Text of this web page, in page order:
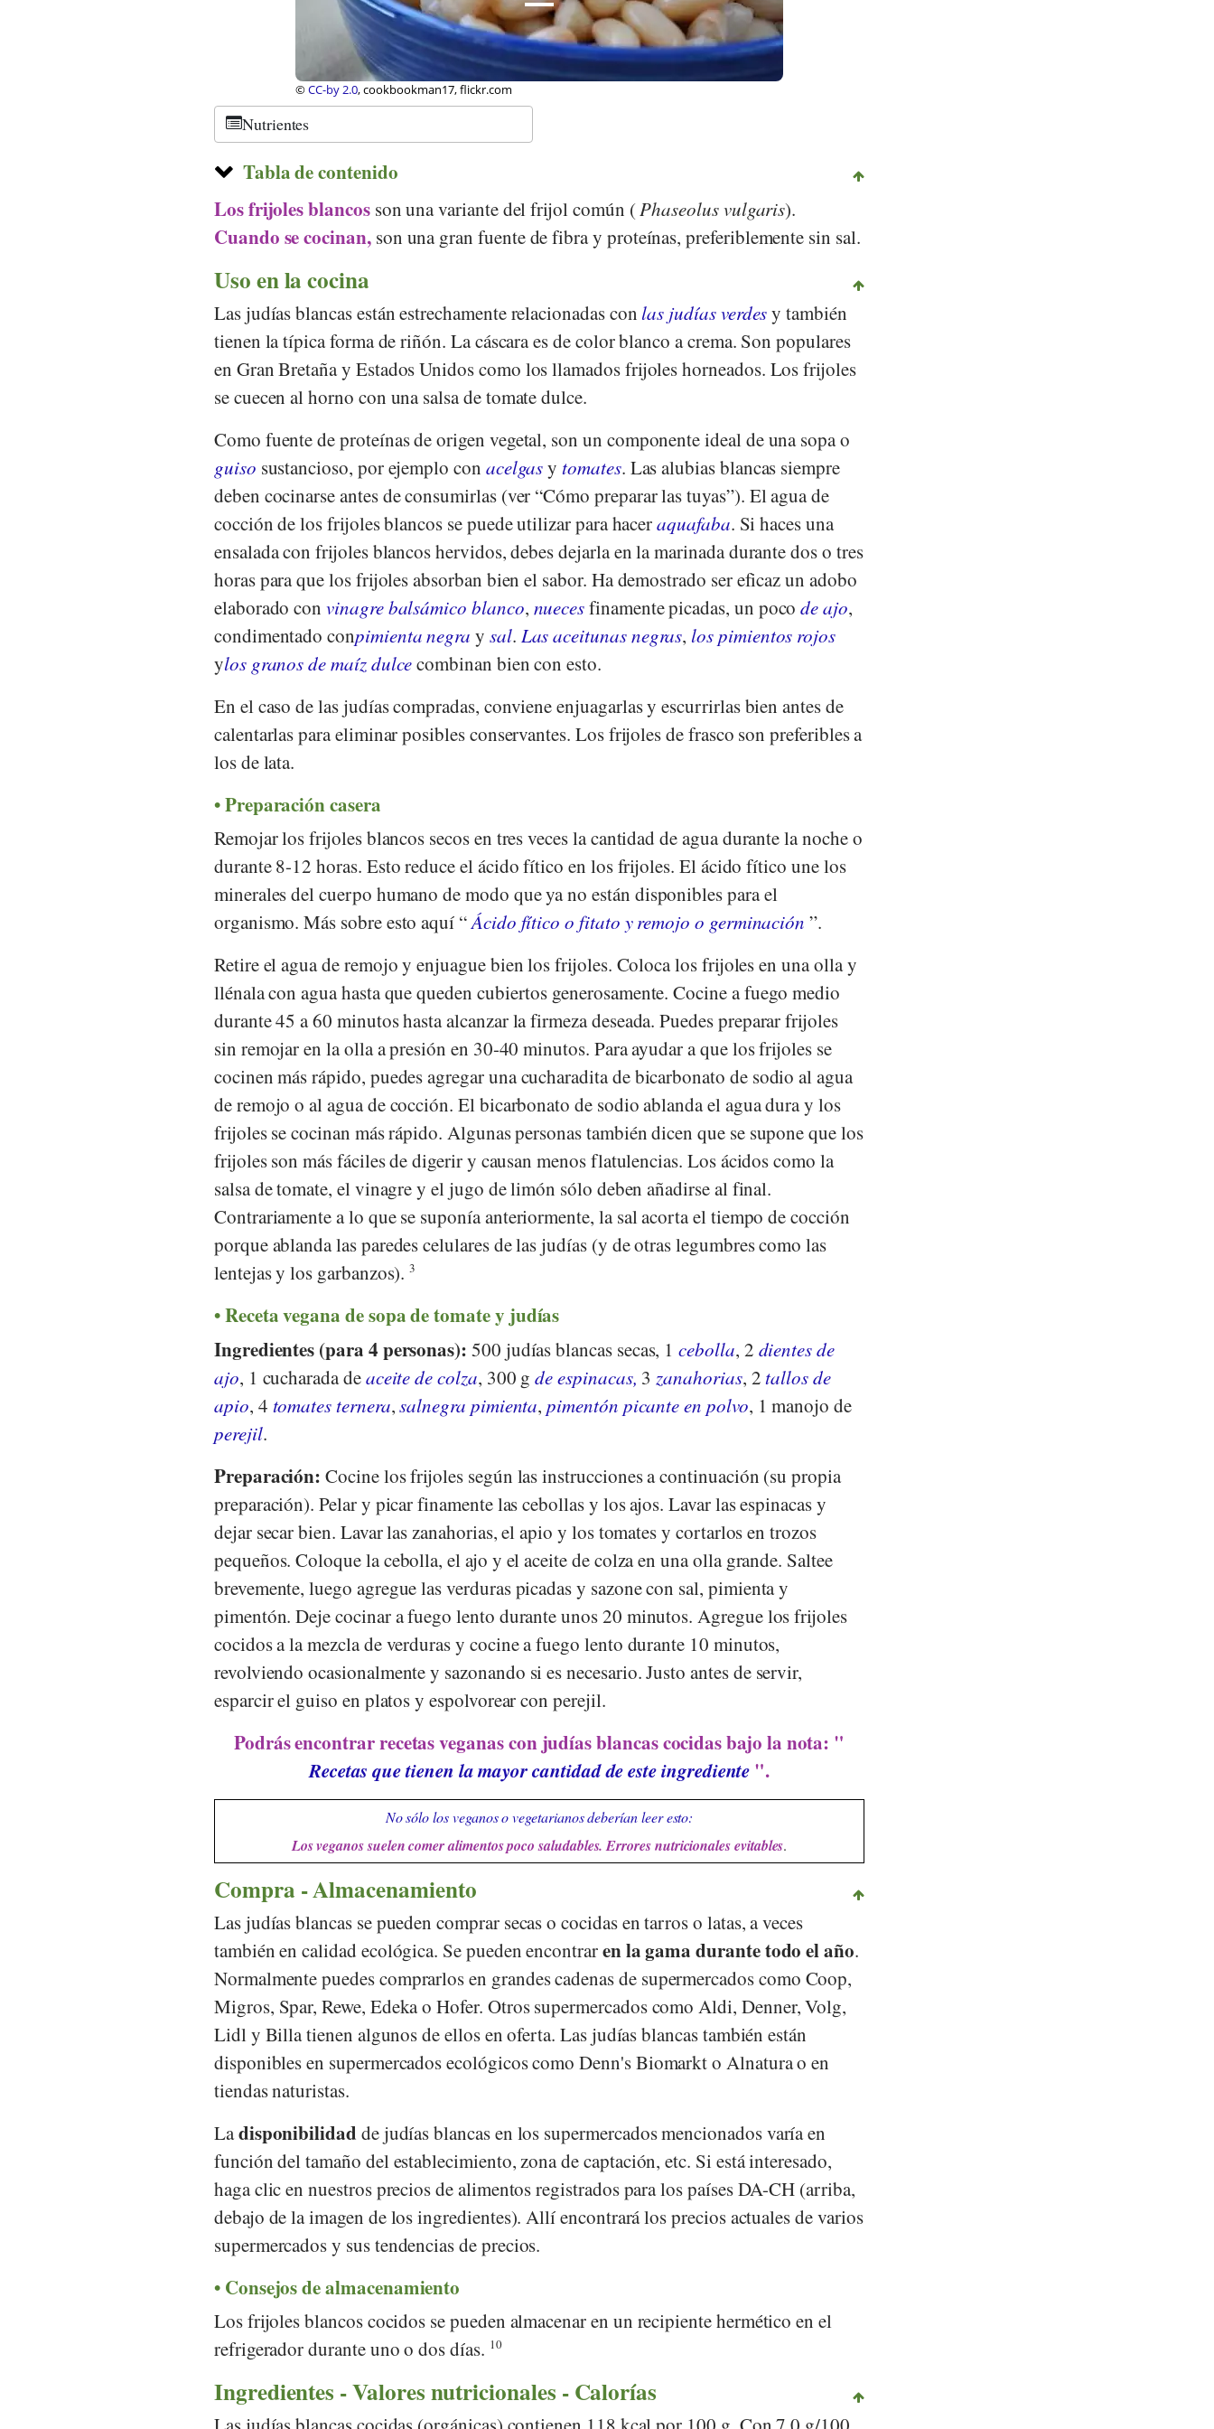
©CC-by 2.0, cookbookman17, flickr.com
Nutrientes
Tabla de contenido
Los frijoles blancosson una variante del frijol común (Phaseolus vulgaris).
Cuando se cocinan,son una gran fuente de fibra y proteínas, preferiblemente sin sal.
Uso en la cocina
Las judías blancas están estrechamente relacionadas con las judías verdesy también
tienen la típica forma de riñón. La cáscara es de color blanco a crema. Son populares
en Gran Bretaña y Estados Unidos como los llamados frijoles horneados. Los frijoles
se cuecen al horno con una salsa de tomate dulce.
Como fuente de proteínas de origen vegetal, son un componente ideal de una sopa o
guiso sustancioso, por ejemplo con acelgasytomates. Las alubias blancas siempre
deben cocinarse antes de consumirlas (ver “Cómo preparar las tuyas”). El agua de
cocción de los frijoles blancos se puede utilizar para haceraquafaba. Si haces una
ensalada con frijoles blancos hervidos, debes dejarla en la marinada durante dos o tres
horas para que los frijoles absorban bien el sabor. Ha demostrado ser eficaz un adobo
elaborado convinagre balsámico blanco, nuecesfinamente picadas, un pocode ajo,
condimentado conpimienta negra y sal. Las aceitunas negras, los pimientos rojos
ylos granos de maíz dulcecombinan bien con esto.
En el caso de las judías compradas, conviene enjuagarlas y escurrirlas bien antes de
calentarlas para eliminar posibles conservantes. Los frijoles de frasco son preferibles a
los de lata.
Preparación casera
Remojar los frijoles blancos secos en tres veces la cantidad de agua durante la noche o
durante 8-12 horas. Esto reduce el ácido fítico en los frijoles. El ácido fítico une los
minerales del cuerpo humano de modo que ya no están disponibles para el
organismo. Más sobre esto aquí “Ácido fítico o fitato y remojo o germinación ”.
Retire el agua de remojo y enjuague bien los frijoles. Coloca los frijoles en una olla y
llénala con agua hasta que queden cubiertos generosamente. Cocine a fuego medio
durante 45 a 60 minutos hasta alcanzar la firmeza deseada. Puedes preparar frijoles
sin remojar en la olla a presión en 30-40 minutos. Para ayudar a que los frijoles se
cocinen más rápido, puedes agregar una cucharadita de bicarbonato de sodio al agua
de remojo o al agua de cocción. El bicarbonato de sodio ablanda el agua dura y los
frijoles se cocinan más rápido. Algunas personas también dicen que se supone que los
frijoles son más fáciles de digerir y causan menos flatulencias. Los ácidos como la
salsa de tomate, el vinagre y el jugo de limón sólo deben añadirse al final.
Contrariamente a lo que se suponía anteriormente, la sal acorta el tiempo de cocción
porque ablanda las paredes celulares de las judías (y de otras legumbres como las
lentejas y los garbanzos).3
Receta vegana de sopa de tomate y judías
Ingredientes (para 4 personas): 500 judías blancas secas, 1cebolla, 2 dientes de
ajo, 1 cucharada deaceite de colza, 300 gde espinacas, 3 zanahorias, 2 tallos de
apio, 4 tomates ternera,salnegra pimienta,pimentón picante en polvo, 1 manojo de
perejil.
Preparación: Cocine los frijoles según las instrucciones a continuación (su propia
preparación). Pelar y picar finamente las cebollas y los ajos. Lavar las espinacas y
dejar secar bien. Lavar las zanahorias, el apio y los tomates y cortarlos en trozos
pequeños. Coloque la cebolla, el ajo y el aceite de colza en una olla grande. Saltee
brevemente, luego agregue las verduras picadas y sazone con sal, pimienta y
pimentón. Deje cocinar a fuego lento durante unos 20 minutos. Agregue los frijoles
cocidos a la mezcla de verduras y cocine a fuego lento durante 10 minutos,
revolviendo ocasionalmente y sazonando si es necesario. Justo antes de servir,
esparcir el guiso en platos y espolvorear con perejil.
Podrás encontrar recetas veganas con judías blancas cocidas bajo la nota: "
Recetas que tienen la mayor cantidad de este ingrediente ".
No sólo los veganos o vegetarianos deberían leer esto:
Los veganos suelen comer alimentos poco saludables. Errores nutricionales evitables.
Compra - Almacenamiento
Las judías blancas se pueden comprar secas o cocidas en tarros o latas, a veces
también en calidad ecológica. Se pueden encontraren la gama durante todo el año.
Normalmente puedes comprarlos en grandes cadenas de supermercados como Coop,
Migros, Spar,Rewe, EdekaoHofer. Otros supermercados comoAldi, Denner,Volg,
Lidly Billatienen algunos de ellos en oferta. Las judías blancas también están
disponibles en supermercados ecológicos comoDenn's BiomarktoAlnaturao en
tiendas naturistas.
Ladisponibilidad de judías blancas en los supermercados mencionados varía en
función del tamaño del establecimiento, zona de captación, etc. Si está interesado,
haga clic en nuestros precios de alimentos registrados para los países DA-CH (arriba,
debajo de la imagen de los ingredientes). Allí encontrará los precios actuales de varios
supermercados y sus tendencias de precios.
Consejos de almacenamiento
Los frijoles blancos cocidos se pueden almacenar en un recipiente hermético en el
refrigerador durante uno o dos días. 10
Ingredientes - Valores nutricionales - Calorías